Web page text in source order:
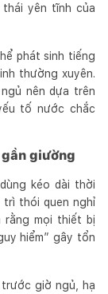
yên tĩnh của
phát sinh tiếng
thường xuyên.
nên dựa trên
tố nước chắc
giường
kéo dài thời
trì thói quen nghỉ
rằng mọi thiết bị
hiểm” gây tổn
giờ ngủ, hạ